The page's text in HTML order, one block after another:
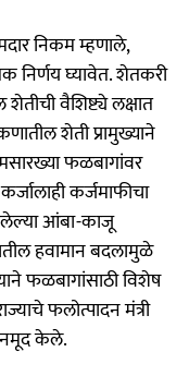
निकम म्हणाले,
निर्णय घ्यावेत. शेतकरी
वैशिष्ट्ये लक्षात
शेती प्रामुख्याने
फळबागांवर
कर्जमाफीचा
आंबा-काजू
हवामान बदलामुळे
फळबागांसाठी विशेष
फलोत्पादन मंत्री
नमूद केले.